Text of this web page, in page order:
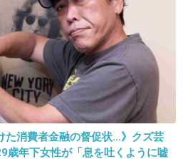
+34
た消費者金融の督促状…》クズ芸
歳年下女性が「息を吐くように嘘